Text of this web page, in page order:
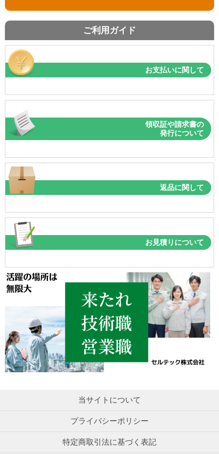
ご利用ガイド
お支払いに関して
領収証や請求書の
発行について
返品に関して
お見積りについて
当サイトについて
プライバシーポリシー
特定商取引法に基づく表記